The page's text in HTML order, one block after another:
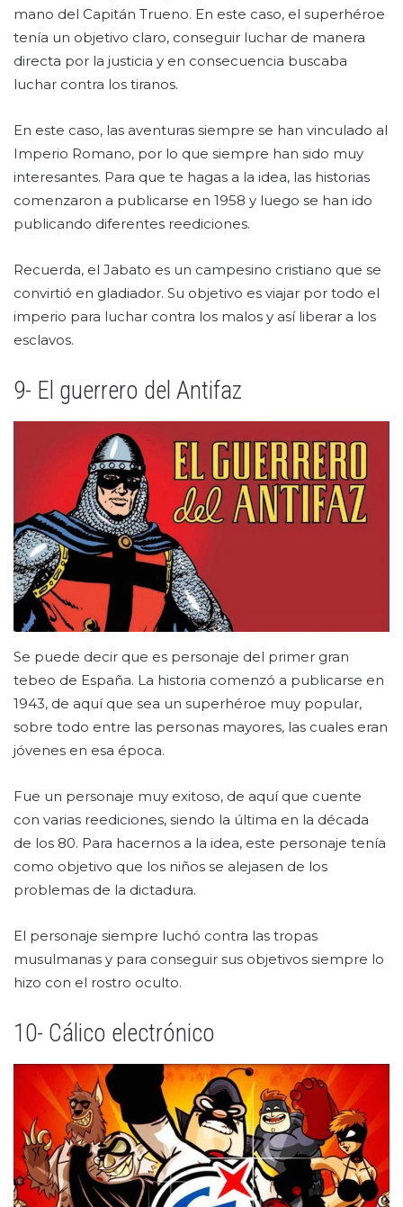
mano del Capitán Trueno. En este caso, el superhéroe
tenía un objetivo claro, conseguir luchar de manera
directa por la justicia y en consecuencia buscaba
luchar contra los tiranos.
En este caso, las aventuras siempre se han vinculado al
Imperio Romano, por lo que siempre han sido muy
interesantes. Para que te hagas a la idea, las historias
comenzaron a publicarse en 1958 y luego se han ido
publicando diferentes reediciones.
Recuerda, el Jabato es un campesino cristiano que se
convirtió en gladiador. Su objetivo es viajar por todo el
imperio para luchar contra los malos y así liberar a los
esclavos.
9- El guerrero del Antifaz
Se puede decir que es personaje del primer gran
tebeo de España. La historia comenzó a publicarse en
1943, de aquí que sea un superhéroe muy popular,
sobre todo entre las personas mayores, las cuales eran
jóvenes en esa época.
Fue un personaje muy exitoso, de aquí que cuente
con varias reediciones, siendo la última en la década
de los 80. Para hacernos a la idea, este personaje tenía
como objetivo que los niños se alejasen de los
problemas de la dictadura.
El personaje siempre luchó contra las tropas
musulmanas y para conseguir sus objetivos siempre lo
hizo con el rostro oculto.
10- Cálico electrónico